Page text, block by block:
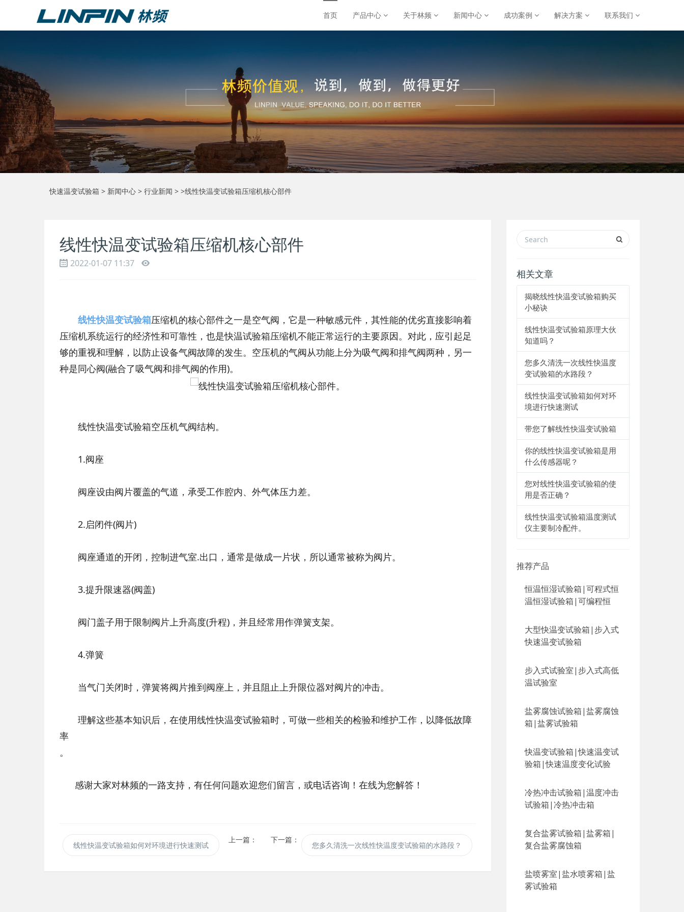
首页 产品中心 关于林频 新闻中心 成功案例 解决方案 联系我们
快速温变试验箱 > 新闻中心 > 行业新闻 > >线性快温变试验箱压缩机核心部件
线性快温变试验箱压缩机核心部件
2022-01-07 11:37
线性快温变试验箱压缩机的核心部件之一是空气阀，它是一种敏感元件，其性能的优劣直接影响着
压缩机系统运行的经济性和可靠性，也是快温试验箱压缩机不能正常运行的主要原因。对此，应引起足
够的重视和理解，以防止设备气阀故障的发生。空压机的气阀从功能上分为吸气阀和排气阀两种，另一
种是同心阀(融合了吸气阀和排气阀的作用)。
线性快温变试验箱空压机气阀结构。
1.阀座
阀座设由阀片覆盖的气道，承受工作腔内、外气体压力差。
2.启闭件(阀片)
阀座通道的开闭，控制进气室.出口，通常是做成一片状，所以通常被称为阀片。
3.提升限速器(阀盖)
阀门盖子用于限制阀片上升高度(升程)，并且经常用作弹簧支架。
4.弹簧
当气门关闭时，弹簧将阀片推到阀座上，并且阻止上升限位器对阀片的冲击。
理解这些基本知识后，在使用线性快温变试验箱时，可做一些相关的检验和维护工作，以降低故障
率
。
感谢大家对林频的一路支持，有任何问题欢迎您们留言，或电话咨询！在线为您解答！
上一篇：
线性快温变试验箱如何对环境进行快速测试
下一篇：
您多久清洗一次线性快温度变试验箱的水路段？
相关文章
揭晓线性快温变试验箱购买
小秘诀
线性快温变试验箱原理大伙
知道吗？
您多久清洗一次线性快温度
变试验箱的水路段？
线性快温变试验箱如何对环
境进行快速测试
带您了解线性快温变试验箱
你的线性快温变试验箱是用
什么传感器呢？
您对线性快温变试验箱的使
用是否正确？
线性快温变试验箱温度测试
仪主要制冷配件。
推荐产品
恒温恒湿试验箱|可程式恒
温恒湿试验箱|可编程恒
大型快温变试验箱|步入式
快速温变试验箱
步入式试验室|步入式高低
温试验室
盐雾腐蚀试验箱|盐雾腐蚀
箱|盐雾试验箱
快温变试验箱|快速温变试
验箱|快速温度变化试验
冷热冲击试验箱|温度冲击
试验箱|冷热冲击箱
复合盐雾试验箱|盐雾箱|
复合盐雾腐蚀箱
盐喷雾室|盐水喷雾箱|盐
雾试验箱